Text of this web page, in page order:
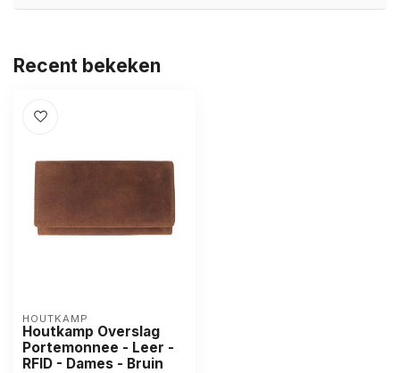
Recent bekeken
HOUTKAMP
Houtkamp Overslag
Portemonnee - Leer -
RFID - Dames - Bruin